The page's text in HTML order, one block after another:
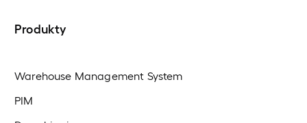
Produkty
Warehouse Management System
PIM